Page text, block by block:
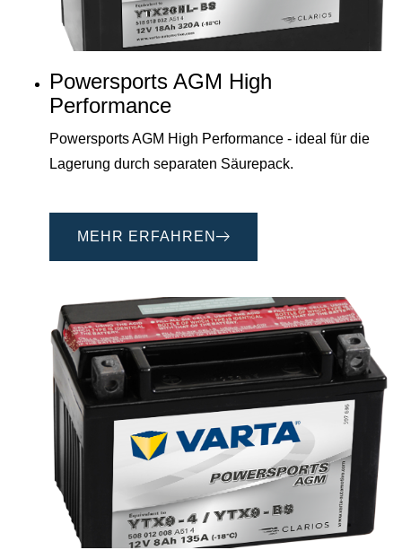
Powersports AGM High
Performance
Powersports AGM High Performance - ideal für die
Lagerung durch separaten Säurepack.
MEHR ERFAHREN